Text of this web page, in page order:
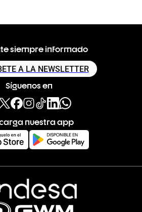
siempre informado
A LA NEWSLETTER
Síguenos en
nuestra app